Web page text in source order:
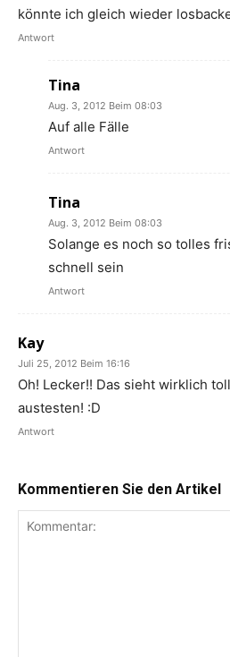
könnte ich gleich wieder
Antwort
Tina
Aug. 3, 2012 Beim 08:03
Auf alle Fälle
Antwort
Tina
Aug. 3, 2012 Beim 08:03
Solange es noch so tolles
schnell sein
Antwort
Kay
Juli 25, 2012 Beim 16:16
Oh! Lecker!! Das sieht wirklich
austesten! :D
Antwort
Kommentieren Sie den Artikel